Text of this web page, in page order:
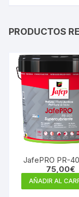
PRODUCTOS
JafePRO PR-
75,00€
AÑADIR AL